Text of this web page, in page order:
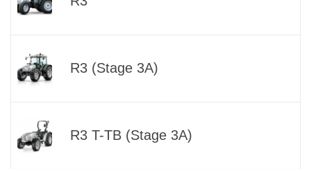
R3 (Stage 3A)
R3 T-TB (Stage 3A)